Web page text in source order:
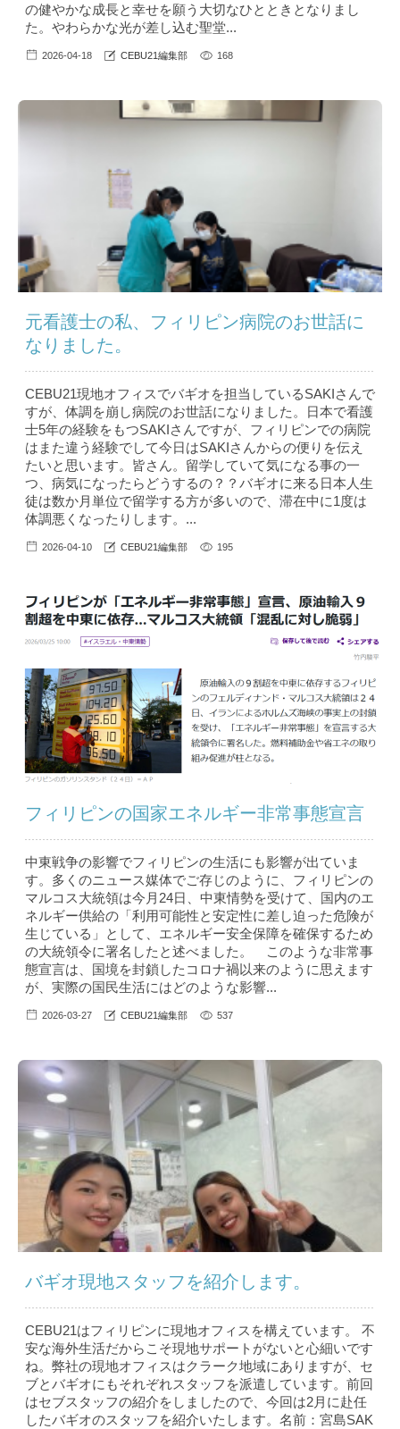
の健やかな成長と幸せを願う大切なひとときとなりまし
た。やわらかな光が差し込む聖堂...
2026-04-18 CEBU21編集部 168
元看護士の私、フィリピン病院のお世話に
なりました。
CEBU21現地オフィスでバギオを担当しているSAKIさんで
すが、体調を崩し病院のお世話になりました。日本で看護
士5年の経験をもつSAKIさんですが、フィリピンでの病院
はまた違う経験でして今日はSAKIさんからの便りを伝え
たいと思います。皆さん。留学していて気になる事の一
つ、病気になったらどうするの？？バギオに来る日本人生
徒は数か月単位で留学する方が多いので、滞在中に1度は
体調悪くなったりします。...
2026-04-10 CEBU21編集部 195
フィリピンの国家エネルギー非常事態宣言
中東戦争の影響でフィリピンの生活にも影響が出ていま
す。多くのニュース媒体でご存じのように、フィリピンの
マルコス大統領は今月24日、中東情勢を受けて、国内のエ
ネルギー供給の「利用可能性と安定性に差し迫った危険が
生じている」として、エネルギー安全保障を確保するため
の大統領令に署名したと述べました。 このような非常事
態宣言は、国境を封鎖したコロナ禍以来のように思えます
が、実際の国民生活にはどのような影響...
2026-03-27 CEBU21編集部 537
バギオ現地スタッフを紹介します。
CEBU21はフィリピンに現地オフィスを構えています。 不
安な海外生活だからこそ現地サポートがないと心細いです
ね。弊社の現地オフィスはクラーク地域にありますが、セ
ブとバギオにもそれぞれスタッフを派遣しています。前回
はセブスタッフの紹介をしましたので、今回は2月に赴任
したバギオのスタッフを紹介いたします。名前：宮島SAK